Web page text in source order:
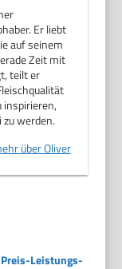
Er liebt
auf seinem
Zeit mit
teilt er
inspirieren,
werden.
über Oliver
Leistungs-